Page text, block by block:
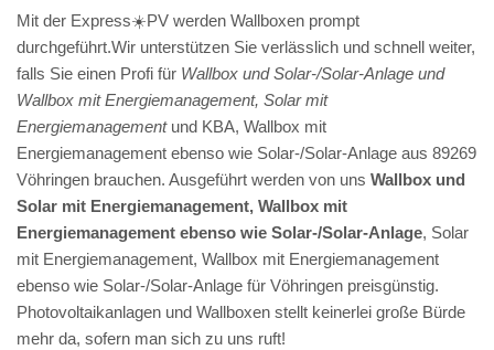
Mit der Express☀️PV️ werden Wallboxen prompt
durchgeführt.Wir unterstützen Sie verlässlich und schnell weiter,
falls Sie einen Profi für Wallbox und Solar-/Solar-Anlage und
Wallbox mit Energiemanagement, Solar mit
Energiemanagementund KBA, Wallbox mit
Energiemanagement ebenso wie Solar-/Solar-Anlage aus 89269
Vöhringen brauchen. Ausgeführt werden von uns Wallbox und
Solar mit Energiemanagement, Wallbox mit
Energiemanagement ebenso wie Solar-/Solar-Anlage, Solar
mit Energiemanagement, Wallbox mit Energiemanagement
ebenso wie Solar-/Solar-Anlage für Vöhringen preisgünstig.
Photovoltaikanlagen und Wallboxen stellt keinerlei große Bürde
mehr da, sofern man sich zu uns ruft!